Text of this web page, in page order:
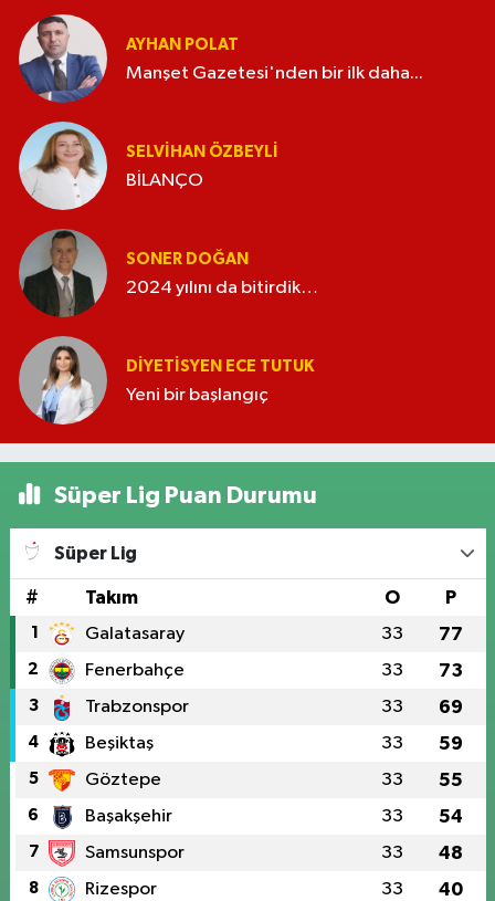
AYHAN POLAT
Manşet Gazetesi'nden bir ilk daha...
SELVIHAN ÖZBEYLI
BİLANÇO
SONER DOĞAN
2024 yılını da bitirdik…
DIYETISYEN ECE TUTUK
Yeni bir başlangıç
Süper Lig Puan Durumu
Süper Lig
# Takım O P
1 Galatasaray 33 77
2 Fenerbahçe 33 73
3 Trabzonspor 33 69
4 Beşiktaş 33 59
5 Göztepe 33 55
6 Başakşehir 33 54
7 Samsunspor 33 48
8 Rizespor 33 40